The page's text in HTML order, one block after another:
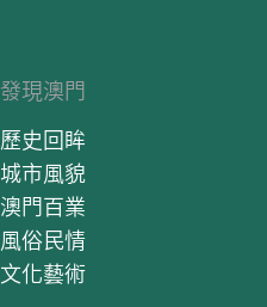
發現澳門
歷史回眸
城市風貌
澳門百業
風俗民情
文化藝術